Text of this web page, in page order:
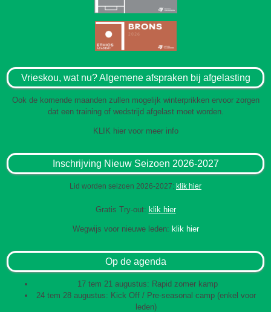
Vrieskou, wat nu? Algemene afspraken bij afgelasting
Ook de komende maanden zullen mogelijk winterprikken ervoor zorgen
dat een training of wedstrijd afgelast moet worden.
KLIK hier voor meer info
Inschrijving Nieuw Seizoen 2026-2027
Lid worden seizoen 2026-2027: klik hier
Gratis Try-out: klik hier
Wegwijs voor nieuwe leden: klik hier
Op de agenda
17 tem 21 augustus: Rapid zomer kamp
24 tem 28 augustus: Kick Off / Pre-seasonal camp (enkel voor
leden)